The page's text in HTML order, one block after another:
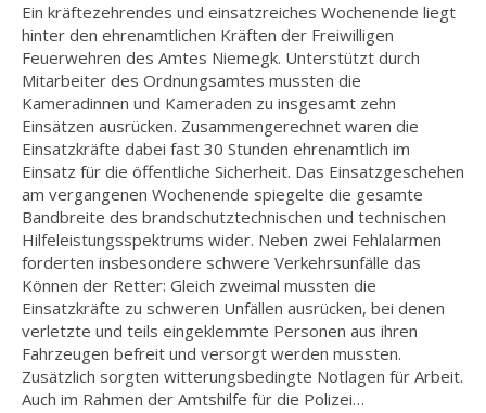
Ein kräftezehrendes und einsatzreiches Wochenende liegt
hinter den ehrenamtlichen Kräften der Freiwilligen
Feuerwehren des Amtes Niemegk. Unterstützt durch
Mitarbeiter des Ordnungsamtes mussten die
Kameradinnen und Kameraden zu insgesamt zehn
Einsätzen ausrücken. Zusammengerechnet waren die
Einsatzkräfte dabei fast 30 Stunden ehrenamtlich im
Einsatz für die öffentliche Sicherheit. Das Einsatzgeschehen
am vergangenen Wochenende spiegelte die gesamte
Bandbreite des brandschutztechnischen und technischen
Hilfeleistungsspektrums wider. Neben zwei Fehlalarmen
forderten insbesondere schwere Verkehrsunfälle das
Können der Retter: Gleich zweimal mussten die
Einsatzkräfte zu schweren Unfällen ausrücken, bei denen
verletzte und teils eingeklemmte Personen aus ihren
Fahrzeugen befreit und versorgt werden mussten.
Zusätzlich sorgten witterungsbedingte Notlagen für Arbeit.
Auch im Rahmen der Amtshilfe für die Polizei…